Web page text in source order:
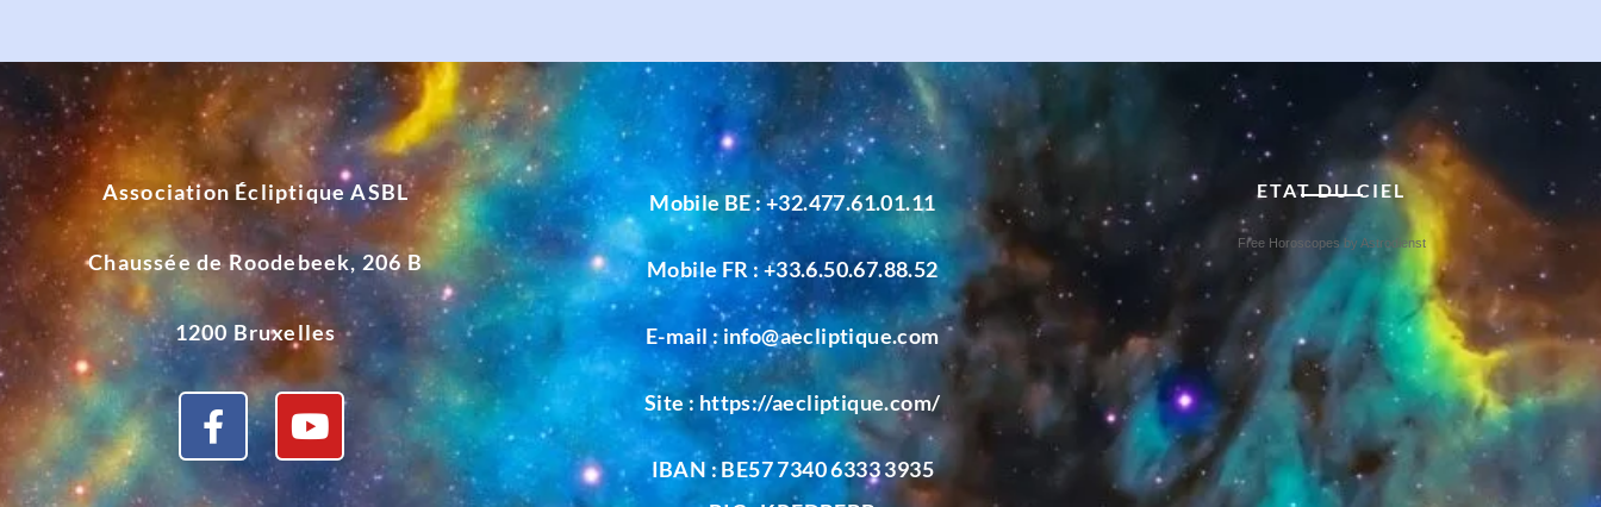
Association Écliptique ASBL
Chaussée de Roodebeek, 206 B
1200 Bruxelles
Mobile BE :+32.477.61.01.11
Mobile FR :+33.6.50.67.88.52
E-mail :info@aecliptique.com
Site : https://aecliptique.com/
IBAN : BE57 7340 6333 3935
ETAT DU CIEL
Free Horoscopes by Astrodienst